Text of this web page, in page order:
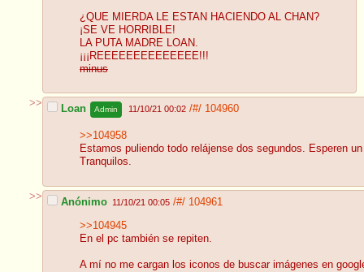
¿QUE MIERDA LE ESTAN HACIENDO AL CHAN?
¡SE VE HORRIBLE!
LA PUTA MADRE LOAN.
¡¡¡REEEEEEEEEEEEEE!!!
minus
>> Loan Admin 11/10/21 00:02 /#/ 104960
>>104958
Estamos puliendo todo relájense dos segundos. Esperen
Tranquilos.
>> Anónimo 11/10/21 00:05 /#/ 104961
>>104945
En el pc también se repiten.
A mí no me cargan los iconos de buscar imágenes en